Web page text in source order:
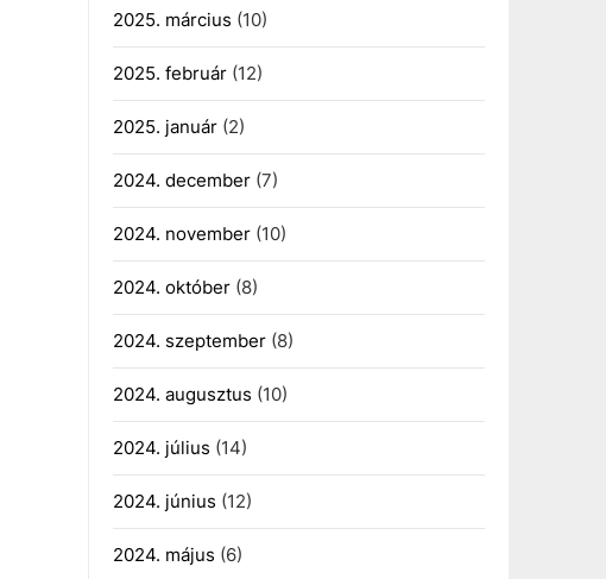
2025. március (10)
2025. február(12)
2025. január(2)
2024. december(7)
2024. november(10)
2024. október(8)
2024. szeptember(8)
2024. augusztus (10)
2024. július (14)
2024. június (12)
2024. május (6)